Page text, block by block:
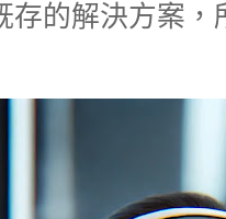
存的解決方案